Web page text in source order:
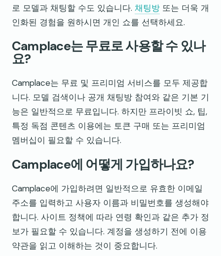
로 모델과 채팅할 수도 있습니다. 채팅방 또는 더욱 개
인화된 경험을 원하시면 개인 쇼를 선택하세요.
Camplace는 무료로 사용할 수 있나
요?
Camplace는 무료 및 프리미엄 서비스를 모두 제공합
니다. 모델 검색이나 공개 채팅방 참여와 같은 기본 기
능은 일반적으로 무료입니다. 하지만 프라이빗 쇼, 팁,
특정 독점 콘텐츠 이용에는 토큰 구매 또는 프리미엄
멤버십이 필요할 수 있습니다.
Camplace에 어떻게 가입하나요?
Camplace에 가입하려면 일반적으로 유효한 이메일
주소를 입력하고 사용자 이름과 비밀번호를 생성해야
합니다. 사이트 정책에 따라 연령 확인과 같은 추가 정
보가 필요할 수 있습니다. 계정을 생성하기 전에 이용
약관을 읽고 이해하는 것이 중요합니다.